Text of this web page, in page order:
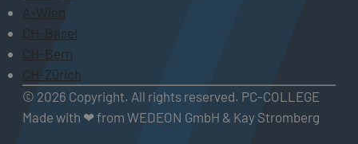
A-Wien
CH-Basel
CH-Bern
CH-Zürich
© 2026 Copyright. All rights reserved. PC-COLLEGE
Made with ❤ from WEDEON GmbH & Kay Stromberg